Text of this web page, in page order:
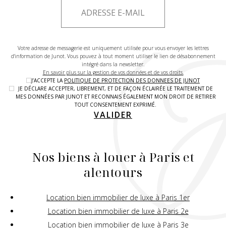
Votre adresse de messagerie est uniquement utilisée pour vous envoyer les lettres
d'information de Junot. Vous pouvez à tout moment utiliser le lien de désabonnement
intégré dans la newsletter.
En savoir plus sur la gestion de vos données et de vos droits.
J’ACCEPTE LA POLITIQUE DE PROTECTION DES DONNEES DE JUNOT
JE DÉCLARE ACCEPTER, LIBREMENT, ET DE FAÇON ÉCLAIRÉE LE TRAITEMENT DE
MES DONNÉES PAR JUNOT ET RECONNAIS ÉGALEMENT MON DROIT DE RETIRER
TOUT CONSENTEMENT EXPRIMÉ.
VALIDER
Nos biens à louer à Paris et
alentours
Location bien immobilier de luxe à Paris 1er
Location bien immobilier de luxe à Paris 2e
Location bien immobilier de luxe à Paris 3e